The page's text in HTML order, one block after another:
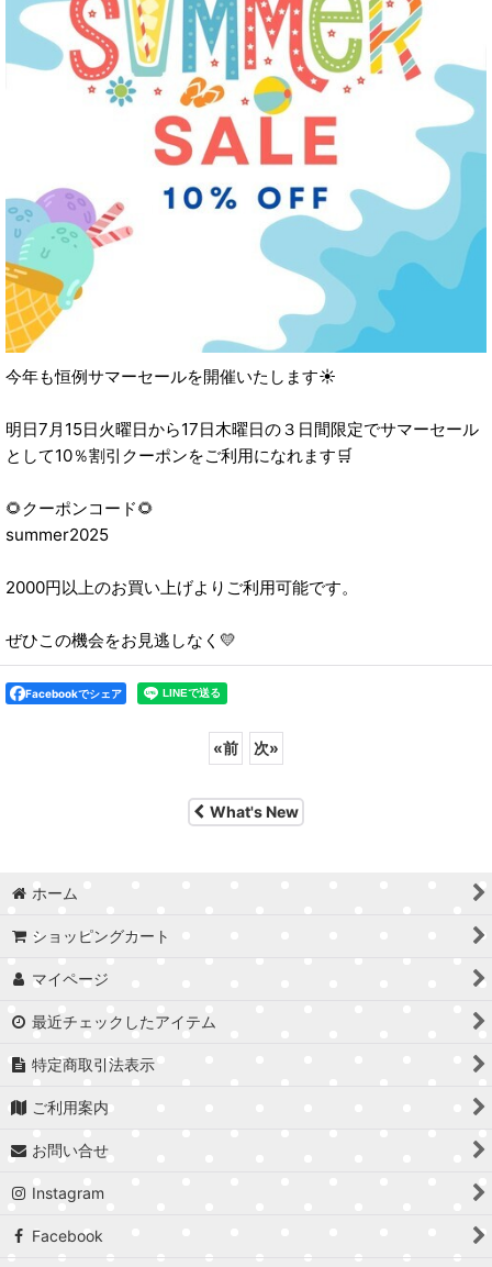
今年も恒例サマーセールを開催いたします☀️
明日7月15日火曜日から17日木曜日の３日間限定でサマーセール
として10％割引クーポンをご利用になれます🛒
🌻クーポンコード🌻
summer2025
2000円以上のお買い上げよりご利用可能です。
ぜひこの機会をお見逃しなく💛
Facebookでシェア
«前 次»
What's New
ホーム
ショッピングカート
マイページ
最近チェックしたアイテム
特定商取引法表示
ご利用案内
お問い合せ
Instagram
Facebook